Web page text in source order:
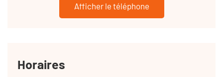
Afficher le téléphone
Horaires